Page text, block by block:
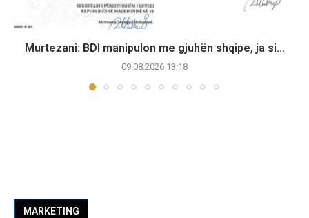
Murtezani: BDI manipulon me gjuhën shqipe, ja si...
09.08.2026 13:18
MARKETING